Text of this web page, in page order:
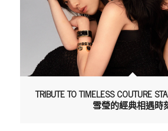
TRIBUTE TO TIMELESS COUTURE
雪瑩的經典相遇時